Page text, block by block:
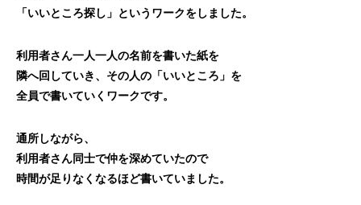
利用者の声
「いいところ探し」というワークをしました。
利用者さん一人一人の名前を書いた紙を
隣へ回していき、その人の「いいところ」を
全員で書いていくワークです。
通所しながら、
利用者さん同士で仲を深めていたので
時間が足りなくなるほど書いていました。